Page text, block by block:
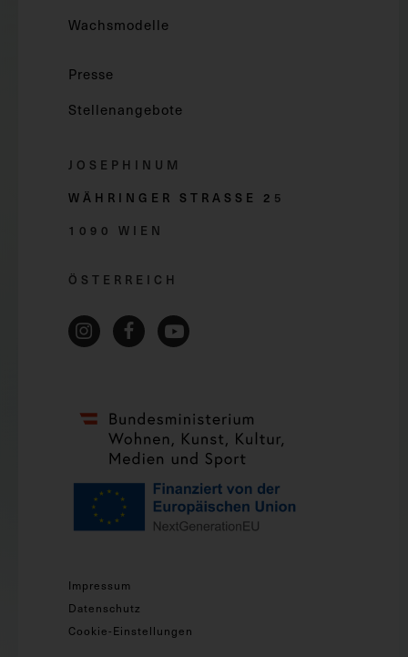
Wachsmodelle
Presse
Stellenangebote
JOSEPHINUM
WÄHRINGER STRASSE 2 5
1090 WIEN
ÖSTERREICH
Impressum
Datenschutz
Cookie-Einstellungen